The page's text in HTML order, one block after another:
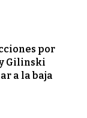
por
Gilinski
a la baja